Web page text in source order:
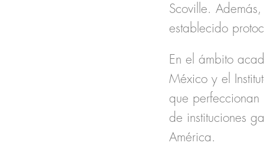
Scoville.
establecido
En el ámbito
Méxicoy el
que perfeccionan
de instituciones
América.